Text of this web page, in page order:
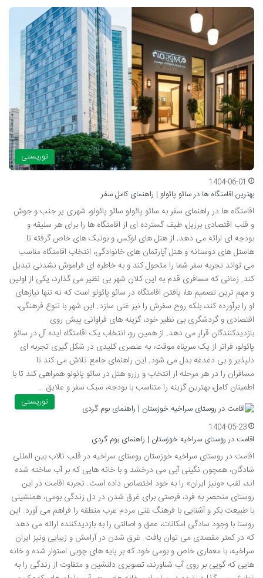
توریستی
1404-06-01
بهترین اقامتگاه ها در سائو پائولو | راهنمای کامل سفر
اقامتگاه ها در راهنمای سفر به سائو پائولو سائو پائولو، شهری پر جنب و جوش
و قلب اقتصادی برزیل، طیف گسترده ای از اقامتگاه ها را برای هر سلیقه و
بودجه ای ارائه می دهد. از هتل های لوکس و بوتیک های خاص گرفته تا
هاستل های دوستانه و هتل آپارتمان های خانوادگی، انتخاب اقامتگاه مناسب
می تواند تجربه سفر شما را متحول کند و به خاطره ای فراموش نشدنی تبدیل
کند. زمانی که مسافری قدم به این کلان شهر بی نظیر می گذارد، یکی از اولین
و مهم ترین تصمیم ها، یافتن اقامتگاه در سائو پائولو است که نه تنها نیازهای
او را برآورده کند، بلکه روح سفرش را نیز غنی سازد. این شهر با تنوع فرهنگی،
اقتصادی و گردشگری بی نظیر خود، گزینه های فراوانی پیش روی
بازدیدکنندگان قرار می دهد. از همین رو، انتخاب یک اقامتگاه ایده آل در سائو
پائولو، فراتر از یک سرپناه موقت، به عنصری کلیدی در شکل گیری تجربه ای
دلپذیر و بی دغدغه بدل می شود. این راهنمای جامع تلاش می کند تا
مسافران را در هر مرحله از انتخاب و رزرو هتل در سائو پائولو همراهی کند تا با
اطمینان کامل، بهترین گزینه را متناسب با بودجه، سبک سفر و علایق …
توریستی
1404-05-23
اقامت در روستای سراخیه خوزستان | راهنمای بوم گردی
اقامت در روستای سراخیه خوزستان روستای سراخیه در قلب تالاب بین المللی
شادگان، همچون نگینی آبی می درخشد و با خانه هایی که بر آب ساخته شده
اند، لقب «ونیز ایران» را به خود اختصاص داده است. تجربه اقامت در این
روستای منحصر به فرد، فرصتی برای غرق شدن در دل زندگی بومی، همنشینی
با طبیعت بکر و آشنایی با فرهنگ غنی مردم عرب منطقه را فراهم می آورد. این
روستا با وجود سادگی امکانات، عمق و اصالتی را به بازدیدکننده ارائه می دهد
که در کمتر مقصدی می توان یافت. غرق شدن در آرامش و زیبایی ونیز ایران
سراخیه، با معماری خاص و بومی خود که بر پایه های چوبی استوار شده و خانه
هایی که گویی بر روی آب شناورند، تصویری دلنشین و متفاوت از زندگی را به